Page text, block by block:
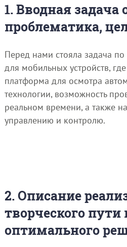
1. Вводная задача
проблематика,
Перед нами стояла задача
для мобильных устройств,
платформа для осмотра
технологии, возможность
реальном времени, а также
управлению и контролю.
2. Описание
творческого пути
оптимального